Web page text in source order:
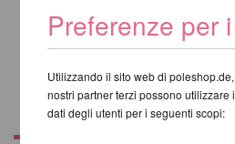
Preferenze per
Utilizzando il sito web di
nostri partner terzi possono
dati degli utenti per i seguenti scopi: